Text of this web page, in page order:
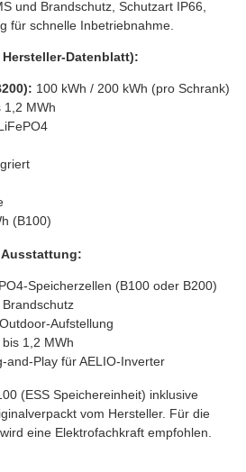
und Brandschutz, Schutzart IP66,
für schnelle Inbetriebnahme.
Datenblatt):
100 kWh / 200 kWh (pro Schrank)
1,2 MWh
(B100)
Ausstattung:
Speicherzellen (B100 oder B200)
Aufstellung
1,2 MWh
and-Play für AELIO-Inverter
(ESS Speichereinheit) inklusive
vom Hersteller. Für die
eine Elektrofachkraft empfohlen.